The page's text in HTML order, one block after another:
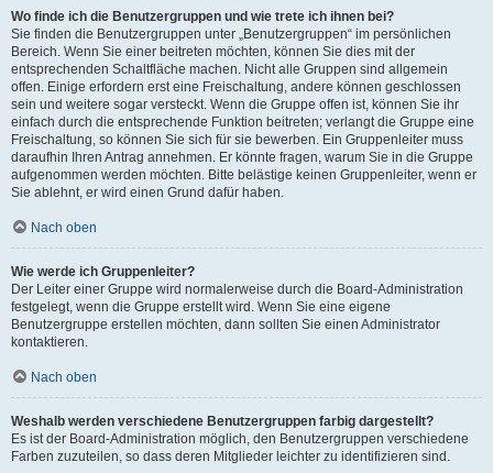
Wo finde ich die Benutzergruppen und wie trete ich ihnen bei?
Sie finden die Benutzergruppen unter „Benutzergruppen“ im persönlichen
Bereich. Wenn Sie einer beitreten möchten, können Sie dies mit der
entsprechenden Schaltfläche machen. Nicht alle Gruppen sind allgemein
offen. Einige erfordern erst eine Freischaltung, andere können geschlossen
sein und weitere sogar versteckt. Wenn die Gruppe offen ist, können Sie ihr
einfach durch die entsprechende Funktion beitreten; verlangt die Gruppe eine
Freischaltung, so können Sie sich für sie bewerben. Ein Gruppenleiter muss
daraufhin Ihren Antrag annehmen. Er könnte fragen, warum Sie in die Gruppe
aufgenommen werden möchten. Bitte belästige keinen Gruppenleiter, wenn er
Sie ablehnt, er wird einen Grund dafür haben.
Nach oben
Wie werde ich Gruppenleiter?
Der Leiter einer Gruppe wird normalerweise durch die Board-Administration
festgelegt, wenn die Gruppe erstellt wird. Wenn Sie eine eigene
Benutzergruppe erstellen möchten, dann sollten Sie einen Administrator
kontaktieren.
Nach oben
Weshalb werden verschiedene Benutzergruppen farbig dargestellt?
Es ist der Board-Administration möglich, den Benutzergruppen verschiedene
Farben zuzuteilen, so dass deren Mitglieder leichter zu identifizieren sind.